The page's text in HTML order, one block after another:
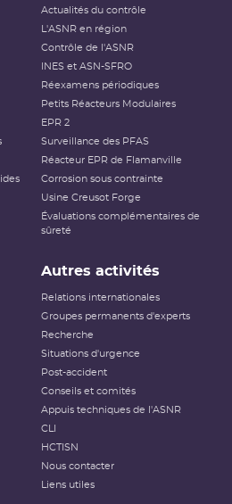
grave
ayant des conséquences
grave
majeur
Nuclear and Radiological
d’un événement vis-à-vis de la
Cette échelle est
survenant sur les
conséquences, potentielles ou
du public et des travailleurs.
événements ayant un impact
pour classer les événements
n’étant pas applicables dans ce
INES pour le
des incidents et
Actualités du contrôle
L'ASNR en région
Contrôle de l'ASNR
INES et ASN-SFRO
Réexamens périodiques
Petits Réacteurs Modulaires
EPR 2
Surveillance des PFAS
Réacteur EPR de Flamanville
Corrosion sous contrainte
Usine Creusot Forge
Évaluations complémentaires de
sûreté
Autres activités
Relations internationales
Groupes permanents d'experts
Recherche
Situations d'urgence
Post-accident
Conseils et comités
Appuis techniques de l'ASNR
CLI
HCTISN
Nous contacter
Liens utiles